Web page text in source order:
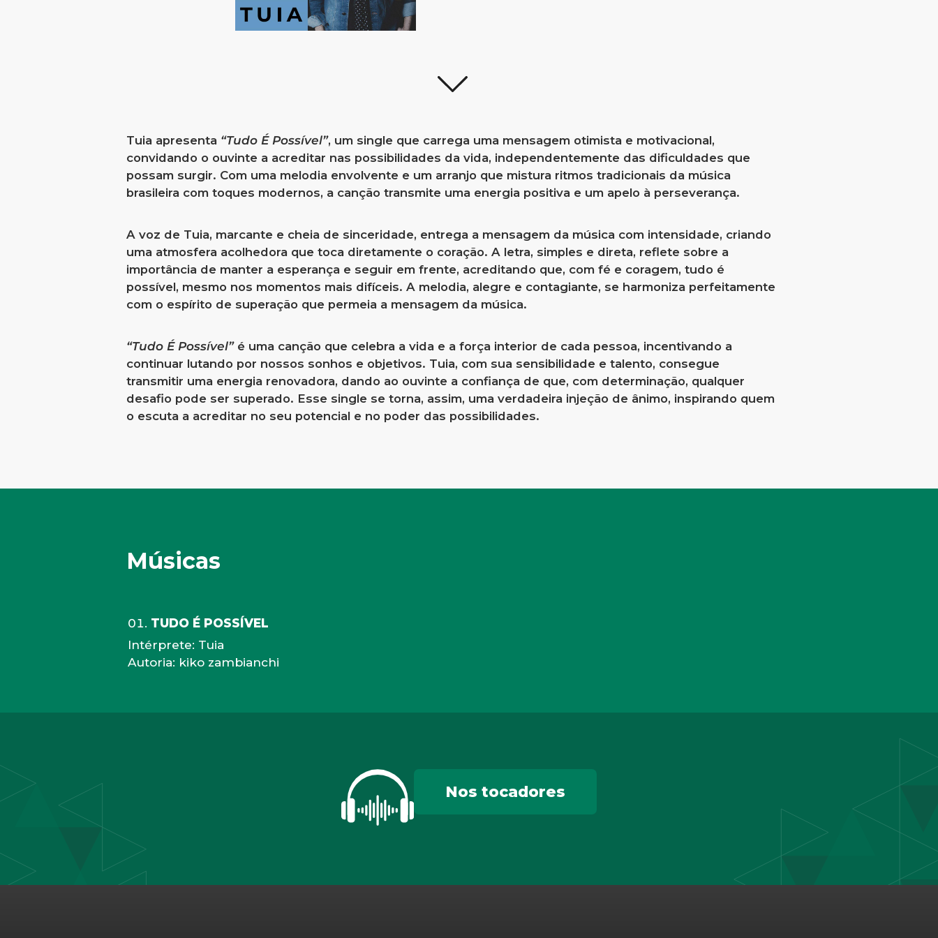
Tuia apresenta “Tudo É Possível”, um single que carrega uma mensagem otimista e motivacional,
convidando o ouvinte a acreditar nas possibilidades da vida, independentemente das dificuldades que
possam surgir. Com uma melodia envolvente e um arranjo que mistura ritmos tradicionais da música
brasileira com toques modernos, a canção transmite uma energia positiva e um apelo à perseverança.
A voz de Tuia, marcante e cheia de sinceridade, entrega a mensagem da música com intensidade, criando
uma atmosfera acolhedora que toca diretamente o coração. A letra, simples e direta, reflete sobre a
importância de manter a esperança e seguir em frente, acreditando que, com fé e coragem, tudo é
possível, mesmo nos momentos mais difíceis. A melodia, alegre e contagiante, se harmoniza perfeitamente
com o espírito de superação que permeia a mensagem da música.
“Tudo É Possível”é uma canção que celebra a vida e a força interior de cada pessoa, incentivando a
continuar lutando por nossos sonhos e objetivos. Tuia, com sua sensibilidade e talento, consegue
transmitir uma energia renovadora, dando ao ouvinte a confiança de que, com determinação, qualquer
desafio pode ser superado. Esse single se torna, assim, uma verdadeira injeção de ânimo, inspirando quem
o escuta a acreditar no seu potencial e no poder das possibilidades.
Músicas
TUDO É POSSÍVEL
Intérprete: Tuia
Autoria: kiko zambianchi
Nos tocadores